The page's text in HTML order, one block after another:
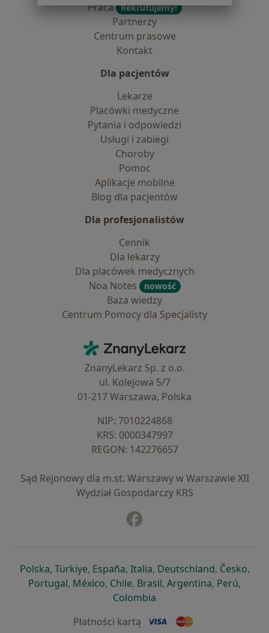
Praca Rekrutujemy!
Partnerzy
Centrum prasowe
Kontakt
Dla pacjentów
Lekarze
Placówki medyczne
Pytania i odpowiedzi
Usługi i zabiegi
Choroby
Pomoc
Aplikacje mobilne
Blog dla pacjentów
Dla profesjonalistów
Cennik
Dla lekarzy
Dla placówek medycznych
Noa Notes
nowość
Baza wiedzy
Centrum Pomocy dla Specjalisty
ZnanyLekarz - Strona główna
ZnanyLekarz Sp. z o.o.
ul. Kolejowa 5/7
01-217 Warszawa, Polska
NIP: ⁠7010224868
KRS: ⁠0000347997
REGON: ⁠142276657
Sąd Rejonowy dla m.st. Warszawy w Warszawie XII
Wydział Gospodarczy KRS
Polskaotwiera się w nowej karcie
, Türkiyeotwiera się w nowej karcie
, Españaotwiera się w nowej karcie
, Italiaotwiera się w nowej
, Deutschlandotwiera się
, Česko,
Portugalotwiera się w nowej karcie
, Méxicootwiera się w nowej karcie
, Chileotwiera się w nowej karcie
, Brasilotwiera się w nowej
, Argentinaotwiera się
, Perú,
Colombia
Płatności kartą